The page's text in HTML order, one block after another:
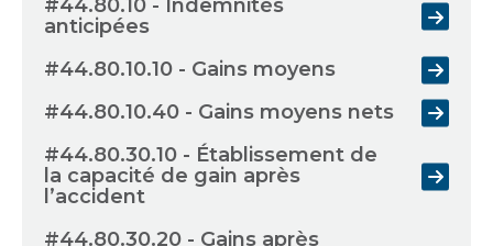
#44.80.10 - Indemnités
anticipées
#44.80.10.10 - Gains moyens
#44.80.10.40 - Gains moyens nets
#44.80.30.10 - Établissement de
la capacité de gain après
l’accident
#44.80.30.20 - Gains après